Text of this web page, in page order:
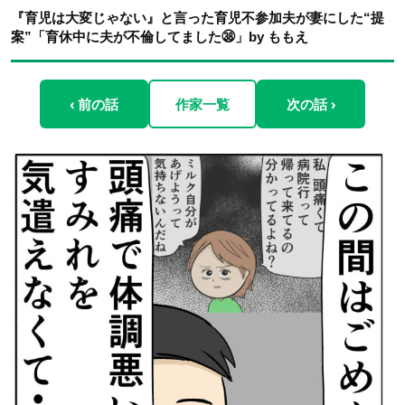
『育児は大変じゃない』と言った育児不参加夫が妻にした“提
案”「育休中に夫が不倫してました㊳」by ももえ
‹ 前の話 作家一覧 次の話 ›